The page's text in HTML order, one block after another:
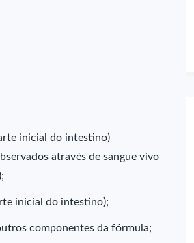
inicial do intestino)
através de sangue vivo
inicial do intestino);
componentes da fórmula;